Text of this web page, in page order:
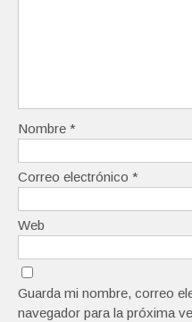
Nombre *
Correo electrónico *
Web
Guarda mi nombre, correo
navegador para la próxima